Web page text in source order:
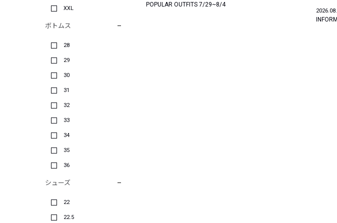
XXL
ボトムス
28
29
30
31
32
33
34
35
36
シューズ
22
22.5
POPULAR OUTFITS 7/29~8/4